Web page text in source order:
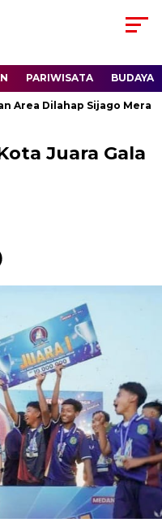
PARIWISATA BUDAYA
Dilahap Sijago Merah
Juara Gala